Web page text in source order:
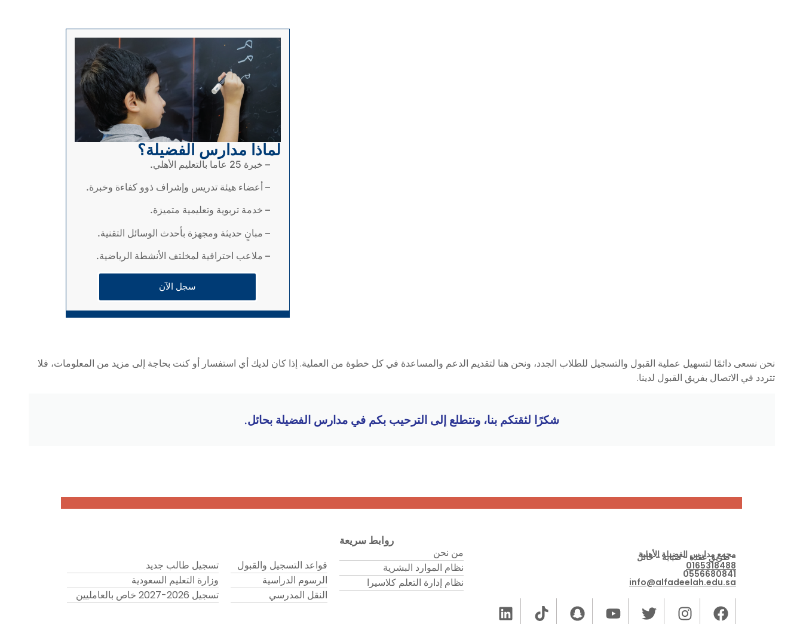
لماذا مدارس الفضيلة؟
– خبرة 25 عاما بالتعليم الأهلي.
– أعضاء هيئة تدريس وإشراف ذوو كفاءة وخبرة.
– خدمة تربوية وتعليمية متميزة.
– مبانٍ حديثة ومجهزة بأحدث الوسائل التقنية.
– ملاعب احترافية لمخلتف الأنشطة الرياضية.
سجل الآن
نحن نسعى دائمًا لتسهيل عملية القبول والتسجيل للطلاب الجدد، ونحن هنا لتقديم الدعم والمساعدة في كل خطوة من العملية. إذا كان لديك أي استفسار أو كنت بحاجة إلى مزيد من المعلومات، فلا
تتردد في الاتصال بفريق القبول لدينا.
شكرًا لثقتكم بنا، ونتطلع إلى الترحيب بكم في مدارس الفضيلة بحائل.
مجمع مدارس الفضيلة الأهلية
- طريق عقدة - صبابة - حائل
0165318488
0556680841
info@alfadeelah.edu.sa
روابط سريعة
من نحن
نظام الموارد البشرية
نظام إدارة التعلم كلاسيرا
قواعد التسجيل والقبول
الرسوم الدراسية
النقل المدرسي
تسجيل طالب جديد
وزارة التعليم السعودية
تسجيل 2026-2027 خاص بالعامليين